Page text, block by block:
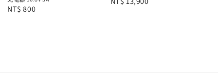
Regular
NT$ 800